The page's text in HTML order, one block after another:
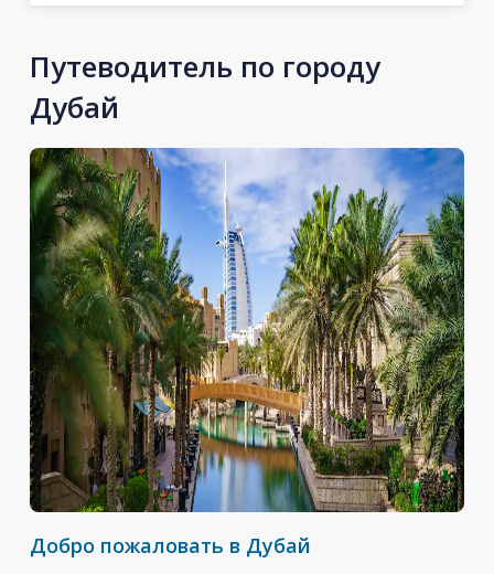
Путеводитель по городу
Дубай
Добро пожаловать в Дубай